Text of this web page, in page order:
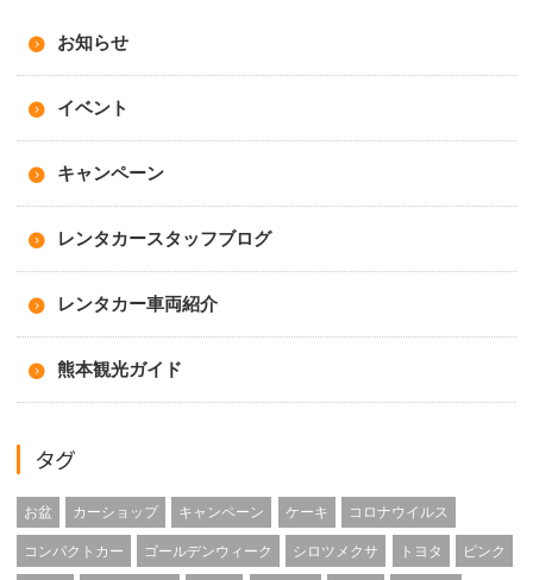
お知らせ
イベント
キャンペーン
レンタカースタッフブログ
レンタカー車両紹介
熊本観光ガイド
タグ
お盆 カーショップ キャンペーン ケーキ コロナウイルス
コンパクトカー ゴールデンウィーク シロツメクサ トヨタ ピンク